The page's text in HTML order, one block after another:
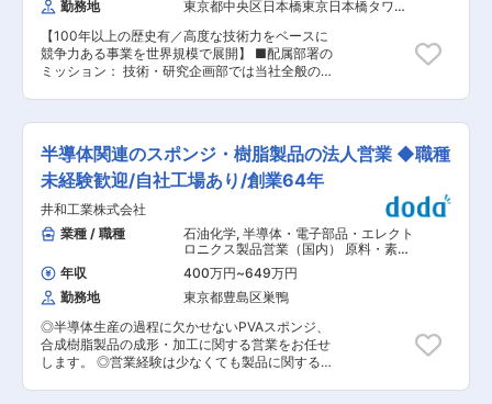
造装置は、稼働を続ける中でプロセス生成物や微
細な粒子、化学物質などの汚れが部品表面に徐々
に付着していきます。 これらが堆積すると、製造
中のウェハを汚染し、製品不良や歩留まり低下、
したリスクを未然に防ぐために活用されているの
が、精密洗浄サービスです。精密洗浄では、部品
ど、目視では確認できないレベルの汚れや残留物
まで取り除くことが求められます。
自仕様へのSika 製品の導入・標準仕様化 ∟技術
資料、検証、試験データ、サンプル提供などの技
術支援 ? Key Project 管理 ∟建設プロジェクトの
情報収集 ∟重点プロジェクトの進捗管理 ∟問題
発生時の技術部門・品質部門との連携 ? 社内連携
とデータ管理 ∟CRM セールスフォースへの顧客
務効率化（戦略、プロセス、ツールの開発と実
装。クロスセルの強化） ? Construction に関わる
全製品の仕様提案営業、設計Spec-in 活動 ?
Spec-in 完了Project による当年のOn-top 貢献売
上額の計画達成 ※月1〜3 回程度出張がございま
す。 ◆当社の特徴・魅力 建築部門や自動車産業
における接着剤、シーリング剤、ダンピング、補
強、保護のためのシステム、製品開発、製造をリ
ードする化学企業です。 世界101カ国に子会社を
持ち、300以上の工場で製造を行っています。 全
世界で33,000人以上の従業員を擁し、2022年度
の売上高は105億スイスフランでした。日本で
は、シーカは長い歴史を持ち、1200人以上の専
更の範囲：会社の定める業務
勤務地
東京都中央区日本橋東京日本橋タワー
【100年以上の歴史有／高度な技術力をベースに
競争力ある事業を世界規模で展開】 ■配属部署の
ミッション： 技術・研究企画部では当社全般の技
ョンの位置づけ： 将来、当社の柱となる新規事業
創出のための基盤研究の一環として、新しい物理
現象に基づいた環境配慮デバイスの実証ならびに
社会実装を目指し研究開発に着手します。 ■職務
内容： 着任後、当社と理化学研究所との共同研究
プロジェクトへ研究員として参画いただく予定で
す。当社プロジェクトリーダーおよび研究機関側
教員とも協議のうえ、主に研究機関の研究室にて
以下の研究開発活動に従事いただきます。（基礎
研究がメインではあるものの、社会実装に向けた
開発を行うプロジェクトです。） ・強相関電子材
料、スピントロニクス材料、トポロジカル材料、
マルチフェロイックス材料などに関する研究開発
・上記材料系を利用した次世代半導体デバイス
（環境発電デバイス、メモリデバイス 等）の開
発・原理検証（材料設計、デバイス試作・原理検
半導体関連のスポンジ・樹脂製品の法人営業 ◆職種
未経験歓迎/自社工場あり/創業64年
井和工業株式会社
業種 / 職種
石油化学, 半導体・電子部品・エレクト
ロニクス製品営業（国内） 原料・素
材・化学製品営業（国内）
年収 400万円~649万円
勤務地
東京都豊島区巣鴨
◎半導体生産の過程に欠かせないPVAスポンジ、
合成樹脂製品の成形・加工に関する営業をお任せ
します。 ◎営業経験は少なくても製品に関するご